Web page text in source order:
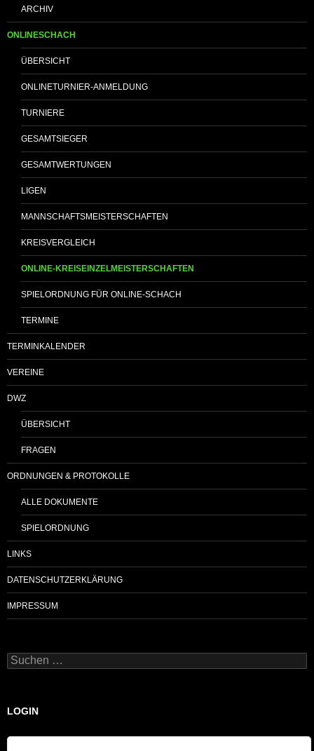
ARCHIV
ONLINESCHACH
ÜBERSICHT
ONLINETURNIER-ANMELDUNG
TURNIERE
GESAMTSIEGER
GESAMTWERTUNGEN
LIGEN
MANNSCHAFTSMEISTERSCHAFTEN
KREISVERGLEICH
ONLINE-KREISEINZELMEISTERSCHAFTEN
SPIELORDNUNG FÜR ONLINE-SCHACH
TERMINE
TERMINKALENDER
VEREINE
DWZ
ÜBERSICHT
FRAGEN
ORDNUNGEN & PROTOKOLLE
ALLE DOKUMENTE
SPIELORDNUNG
LINKS
DATENSCHUTZERKLÄRUNG
IMPRESSUM
Suchen
nach:
LOGIN